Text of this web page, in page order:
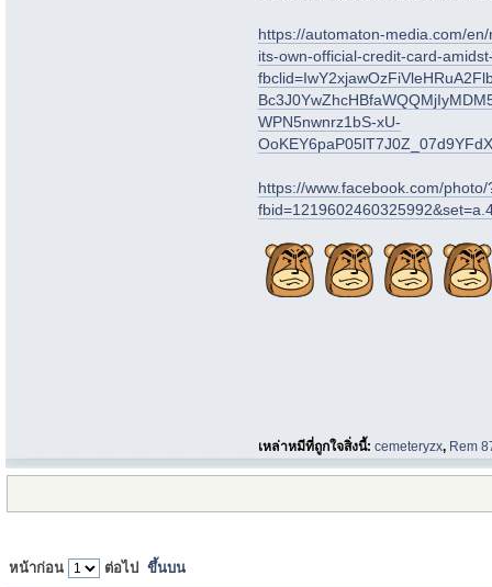
https://automaton-media.com/
its-own-official-credit-card-
WPN5nwnrz1bS-xU-
https://www.facebook.com/photo/
เหล่าหมีที่ถูกใจสิ่งนี้:cemeteryzx, Rem
หน้าก่อน ต่อไป ขึ้นบน